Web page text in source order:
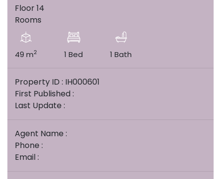
Floor 14
Rooms
49 m2 1 Bed 1 Bath
Property ID : IH000601
First Published :
Last Update :
Agent Name :
Phone :
Email :